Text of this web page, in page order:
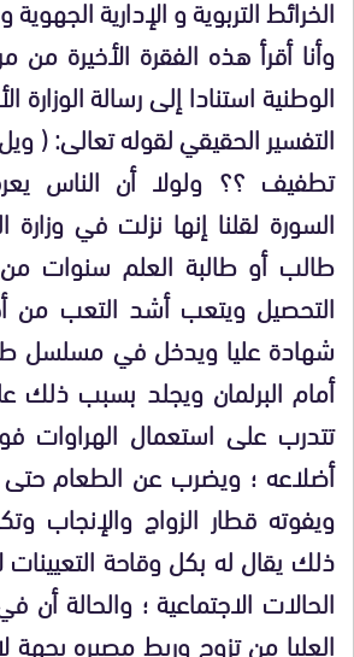
الخرائط التربوية و الإدارية
وأنا أقرأ هذه الفقرة الأخيرة من
الوطنية استنادا إلى رسالة الوزارة
التفسير الحقيقي لقوله تعالى: (
تطفيف ؟؟ ولولا أن الناس
السورة لقلنا إنها نزلت في وزارة
طالب أو طالبة العلم سنوات
التحصيل ويتعب أشد التعب من
شهادة عليا ويدخل في مسلسل
أمام البرلمان ويجلد بسبب
تتدرب على استعمال الهراوات
أضلاعه ؛ ويضرب عن الطعام حتى
ويفوته قطار الزواج والإنجاب
ذلك يقال له بكل وقاحة التعيينات
الحالات الاجتماعية ؛ والحالة
العليا من تزوج وربط مصيره بجهة